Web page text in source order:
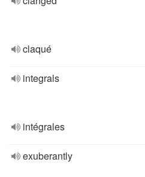
claqué
integrals
intégrales
exuberantly